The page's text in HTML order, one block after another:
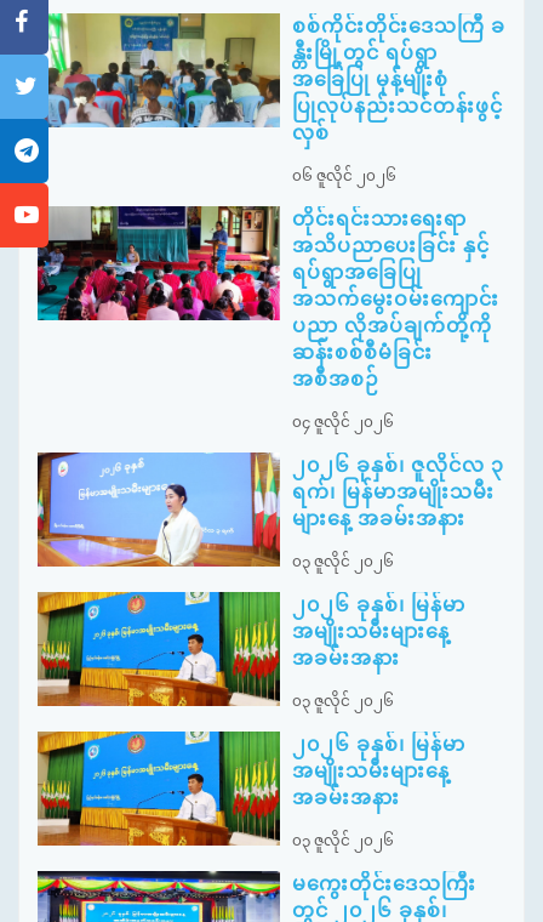
စစ်ကိုင်းတိုင်းဒေသကြီ ခ
န္တီးမြို့တွင် ရပ်ရွာ
အခြေပြု မုန့်မျိုးစုံ
ပြုလုပ်နည်းသင်တန်းဖွင့်
လှစ်
၀၆ ဇူလိုင် ၂၀၂၆
တိုင်းရင်းသားရေးရာ
အသိပညာပေးခြင်း နှင့်
ရပ်ရွာအခြေပြု
အသက်မွေးဝမ်းကျောင်း
ပညာ လိုအပ်ချက်တို့ကို
ဆန်းစစ်စီမံခြင်း
အစီအစဉ်
၀၄ ဇူလိုင် ၂၀၂၆
၂၀၂၆ ခုနှစ်၊ ဇူလိုင်လ ၃
ရက်၊ မြန်မာအမျိုးသမီး
များနေ့ အခမ်းအနား
၀၃ ဇူလိုင် ၂၀၂၆
၂၀၂၆ ခုနှစ်၊ မြန်မာ
အမျိုးသမီးများနေ့
အခမ်းအနား
၀၃ ဇူလိုင် ၂၀၂၆
၂၀၂၆ ခုနှစ်၊ မြန်မာ
အမျိုးသမီးများနေ့
အခမ်းအနား
၀၃ ဇူလိုင် ၂၀၂၆
မကွေးတိုင်းဒေသကြီး
တွင် ၂၀၂၆ ခုနှစ်၊